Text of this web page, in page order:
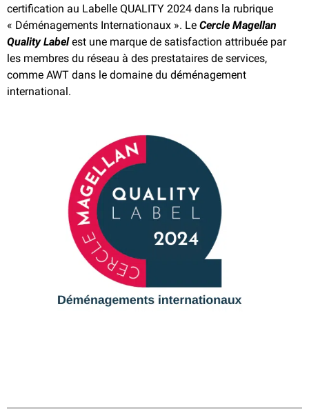
certification au Labelle QUALITY 2024 dans la rubrique
« Déménagements Internationaux ». Le Cercle Magellan
Quality Labelest une marque de satisfaction attribuée par
les membres du réseau à des prestataires de services,
comme AWT dans le domaine du déménagement
international.